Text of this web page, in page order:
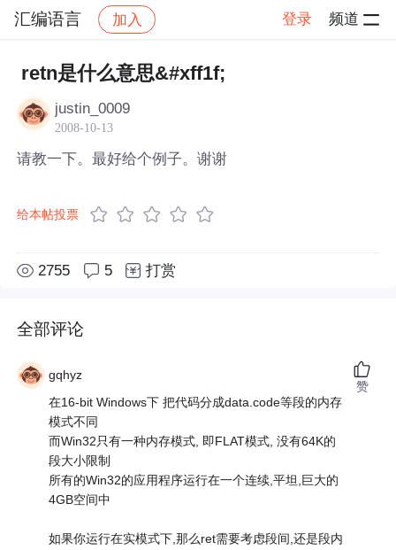
汇编语言 加入 登录 频道
社区 汇编语言 帖子详情
retn是什么意思&#xff1f;
justin_0009
2008-10-13
请教一下。最好给个例子。谢谢
给本帖投票
2755 5 打赏
全部评论
gqhyz
在16-bit Windows下 把代码分成data.code等段的内存
模式不同
而Win32只有一种内存模式, 即FLAT模式, 没有64K的
段大小限制
所有的Win32的应用程序运行在一个连续,平坦,巨大的
4GB空间中
如果你运行在实模式下,那么ret需要考虑段间,还是段内
赞